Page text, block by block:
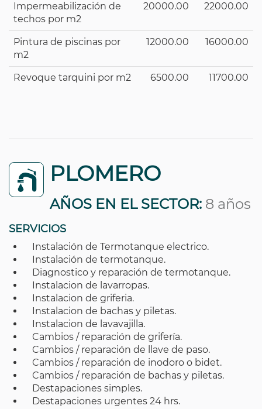
Impermeabilización de
techos por m2
20000.00 22000.00
Pintura de piscinas por
m2
12000.00 16000.00
Revoque tarquini por m2 6500.00 11700.00
PLOMERO
AÑOS EN EL SECTOR: 8 años
SERVICIOS
Instalación de Termotanque electrico.
Instalación de termotanque.
Diagnostico y reparación de termotanque.
Instalacion de lavarropas.
Instalacion de griferia.
Instalacion de bachas y piletas.
Instalacion de lavavajilla.
Cambios / reparación de grifería.
Cambios / reparación de llave de paso.
Cambios / reparación de inodoro o bidet.
Cambios / reparación de bachas y piletas.
Destapaciones simples.
Destapaciones urgentes 24 hrs.